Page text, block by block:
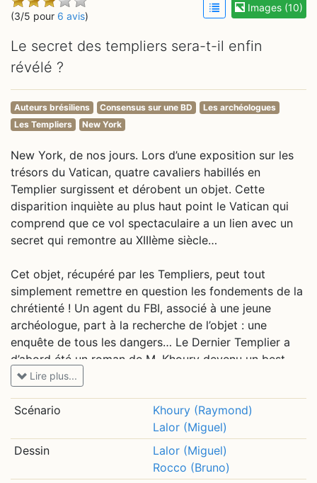
(3/5 pour 6 avis)
Images (10)
Le secret des templiers sera-t-il enfin
révélé ?
Auteurs brésiliens Consensus sur une BD
Les archéologues
Les Templiers
New York
New York, de nos jours. Lors d’une exposition sur les
trésors du Vatican, quatre cavaliers habillés en
Templier surgissent et dérobent un objet. Cette
disparition inquiète au plus haut point le Vatican qui
comprend que ce vol spectaculaire a un lien avec un
secret qui remontre au XIIIème siècle…
Cet objet, récupéré par les Templiers, peut tout
simplement remettre en question les fondements de la
chrétienté ! Un agent du FBI, associé à une jeune
archéologue, part à la recherche de l’objet : une
enquête de tous les dangers… Le Dernier Templier a
d’abord été un roman de M. Khoury devenu un best-
seller international et qui sera adapté en une série télé
d’aventure haletant à travers les âges !
Lire plus...
Scénario
Khoury (Raymond)
Lalor (Miguel)
Dessin
Lalor (Miguel)
Rocco (Bruno)